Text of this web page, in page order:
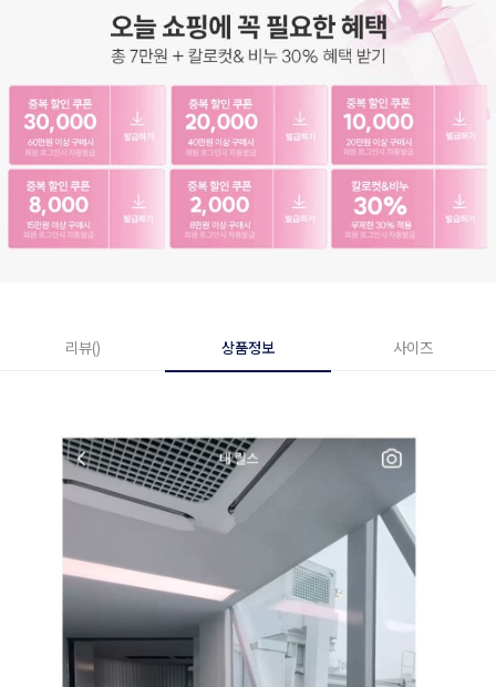
리뷰() 상품정보 사이즈